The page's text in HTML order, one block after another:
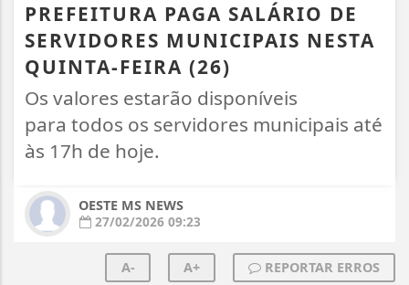
PREFEITURA PAGA SALÁRIO DE
SERVIDORES MUNICIPAIS NESTA
QUINTA-FEIRA (26)
Os valores estarão disponíveis
para todos os servidores municipais até
às 17h de hoje.
OESTE MS NEWS
27/02/2026 09:23
A- A+ REPORTAR ERROS